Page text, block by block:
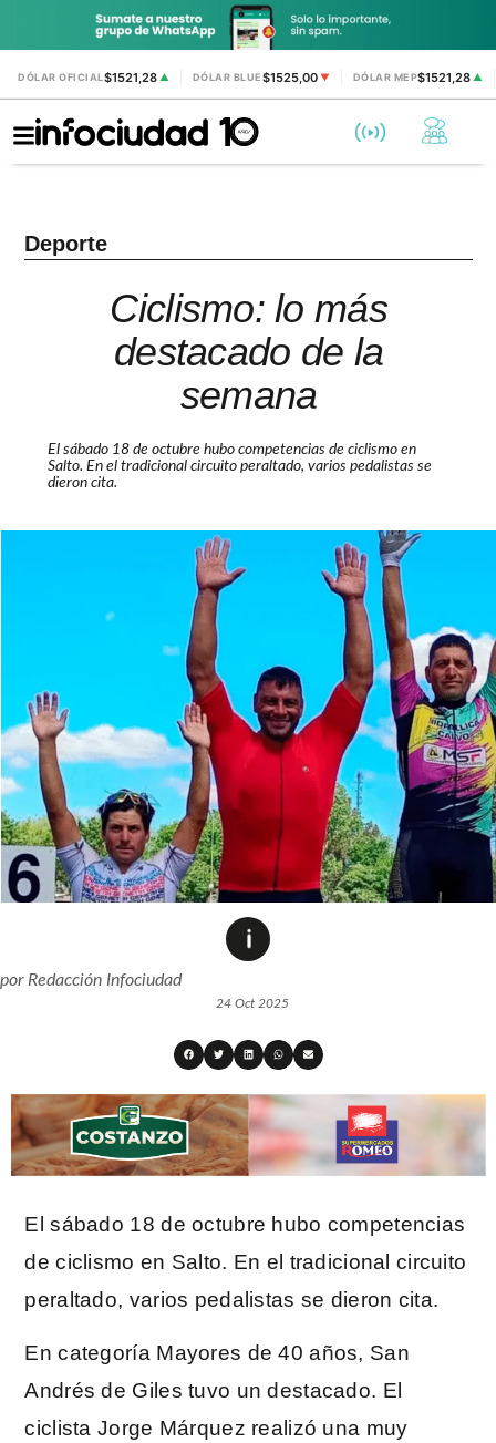
DÓLAR OFICIAL$1521,28 ▲ DÓLAR BLUE$1525,00 ▼ DÓLAR MEP$1521,28▲
Deporte
Ciclismo: lo más
destacado de la
semana
El sábado 18 de octubre hubo competencias de ciclismo en
Salto. En el tradicional circuito peraltado, varios pedalistas se
dieron cita.
porRedacción Infociudad
24 Oct 2025
El sábado 18 de octubre hubo competencias
de ciclismo en Salto. En el tradicional circuito
peraltado, varios pedalistas se dieron cita.
En categoría Mayores de 40 años, San
Andrés de Giles tuvo un destacado. El
ciclista Jorge Márquez realizó una muy